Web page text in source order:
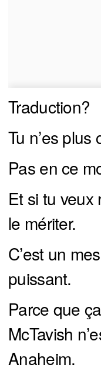
Traduction?
Tu n’es plus
Pas en ce
Et si tu veux
le mériter.
C’est un
puissant.
Parce que
McTavish
Anaheim.